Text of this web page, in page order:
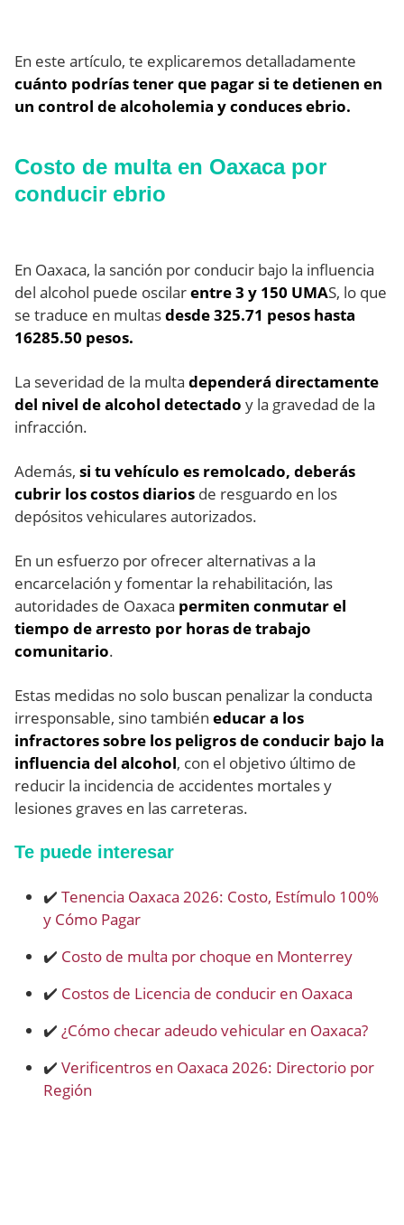
En este artículo, te explicaremos detalladamente
cuánto podrías tener que pagar si te detienen en
un control de alcoholemia y conduces ebrio.
Costo de multa en Oaxaca por
conducir ebrio
En Oaxaca, la sanción por conducir bajo la influencia
del alcohol puede oscilarentre 3 y 150 UMAS, lo que
se traduce en multasdesde 325.71 pesos hasta
16285.50 pesos.
La severidad de la multa dependerá directamente
del nivel de alcohol detectado y la gravedad de la
infracción.
Además, si tu vehículo es remolcado, deberás
cubrir los costos diarios de resguardo en los
depósitos vehiculares autorizados.
En un esfuerzo por ofrecer alternativas a la
encarcelación y fomentar la rehabilitación, las
autoridades de Oaxaca permiten conmutar el
tiempo de arresto por horas de trabajo
comunitario.
Estas medidas no solo buscan penalizar la conducta
irresponsable, sino también educar a los
infractores sobre los peligros de conducir bajo la
influencia del alcohol, con el objetivo último de
reducir la incidencia de accidentes mortales y
lesiones graves en las carreteras.
Te puede interesar
✔️ Tenencia Oaxaca 2026: Costo, Estímulo 100%
y Cómo Pagar
✔️ Costo de multa por choque en Monterrey
✔️ Costos de Licencia de conducir en Oaxaca
✔️ ¿Cómo checar adeudo vehicular en Oaxaca?
✔️ Verificentros en Oaxaca 2026: Directorio por
Región